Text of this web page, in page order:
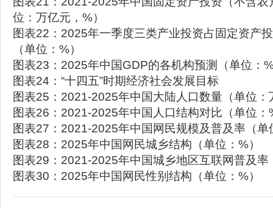
位：万亿元，%）
图表22：2025年一季度三类产业投资占固定资产
（单位：%）
图表23：2025年中国GDP的各机构预测（单位：
图表24：“十四五”时期经济社会发展目标
图表25：2021-2025年中国大陆人口数量（单位：
图表26：2021-2025年中国人口结构对比（单位：
图表27：2021-2025年中国网民规模及普及率（单
图表28：2025年中国网民城乡结构（单位：%）
图表29：2021-2025年中国城乡地区互联网普及率
图表30：2025年中国网民性别结构（单位：%）